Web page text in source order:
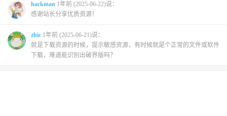
hackman 1年前 (2025-06-22)说：
感谢站长分享优质资源！
zhic 1年前 (2025-06-21)说：
就是下载资源的时候，提示敏感资源，有时候就是个正常的文件或软件
下载，难道能识别出破界版吗？